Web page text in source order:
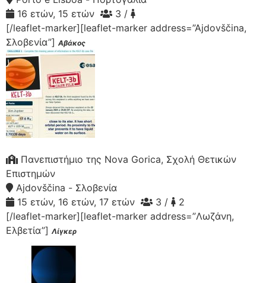
16 ετών, 15 ετών
3 /
[/leaflet-marker][leaflet-marker address=”Ajdovščina,
Σλοβενία”] Αβάκος
Πανεπιστήμιο της Nova Gorica, Σχολή Θετικών
Επιστημών
Ajdovščina - Σλοβενία
15 ετών, 16 ετών, 17 ετών
3 /
2
[/leaflet-marker][leaflet-marker address=”Λωζάνη,
Ελβετία”] Λίγκερ